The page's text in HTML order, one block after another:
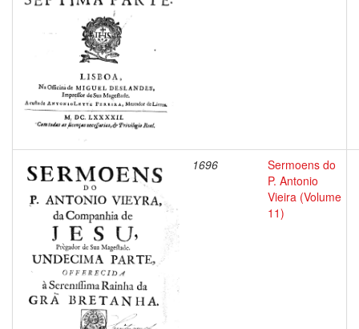
1696
Sermoens do
P. Antonio
Vieira (Volume
11)